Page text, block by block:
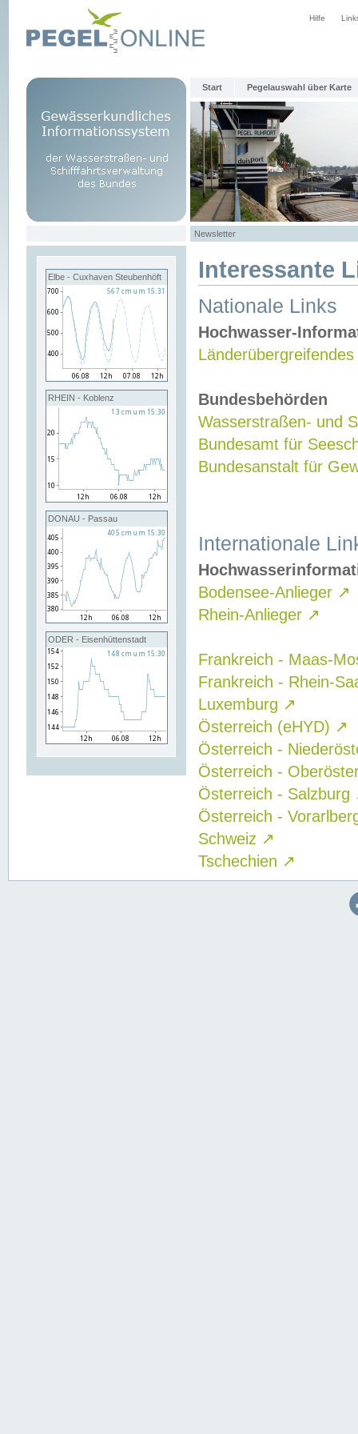
Hilfe
Start Pegelauswahl über Karte
Newsletter
Elbe - Cuxhaven Steubenhöft
RHEIN - Koblenz
DONAU - Passau
ODER - Eisenhüttenstadt
Interessante
Nationale Links
Hochwasser-
Bundesbehörden
Wasserstraßen- und
Bundesamt für
Bundesanstalt für
Internationale
Bodensee-Anlieger ↗
Rhein-Anlieger ↗
Frankreich - Maas-
Frankreich - Rhein-
Luxemburg ↗
Österreich (eHYD) ↗
Österreich -
Österreich -
Österreich - Salzburg
Österreich -
Schweiz ↗
Tschechien ↗